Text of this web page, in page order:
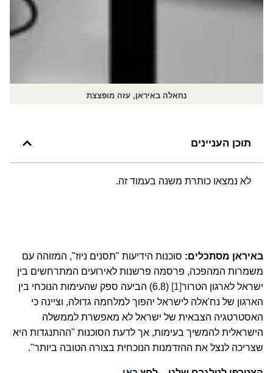
נחאלה באיראן, עזה מופצצת
תוכן העניינים
לא נמצאו כותרת משנה בעמוד זה.
באיראן מסתכלים: סוכנות הידיעות "תסנים ניוז", המזוהה עם
משמרות המהפכה, פרסמה פרשנות לאירועים המתרחשים בין
ישראל לארגון הטרור[1]
(6.8) הביעה ספק שהעימות הנוכחי בין
הארגון של נח'אלה לישראל יהפוך למלחמה גדולה, וציינה כי
האסטרטגיה הצבאית של ישראל לא מאפשרת לממשלה
הישראלית להמשיך בעימות, אך לדעת הסוכנות "ההתנגדות היא
שצריכה לנצל את ההזדמנות הנוכחית בצורה הטובה ביותר".